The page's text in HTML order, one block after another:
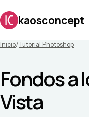
kaosconcept
Inicio/Tutorial Photoshop
Fondos a
Vista